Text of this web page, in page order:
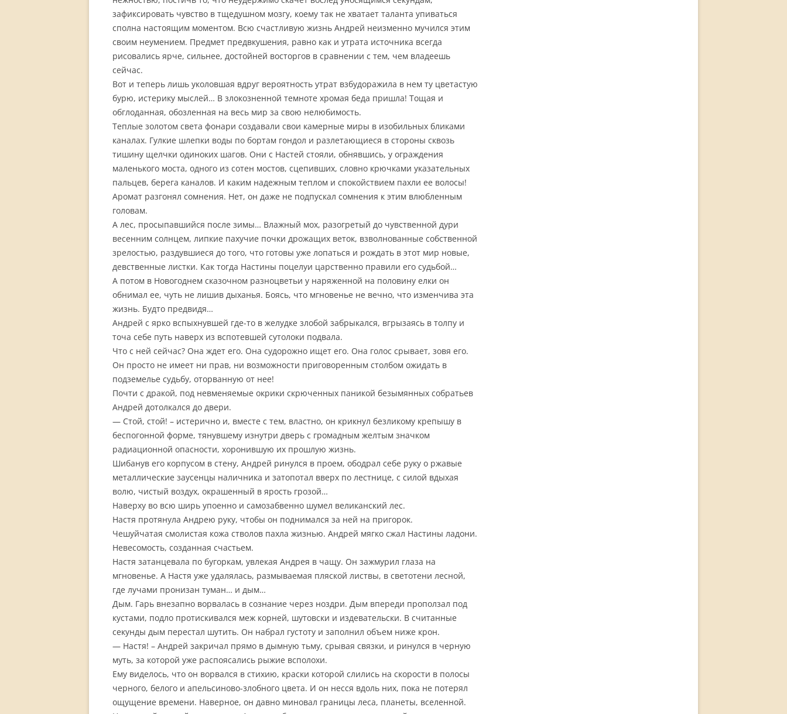
зафиксировать чувство в тщедушном мозгу, коему так не хватает таланта упиваться
сполна настоящим моментом. Всю счастливую жизнь Андрей неизменно мучился этим
своим неумением. Предмет предвкушения, равно как и утрата источника всегда
рисовались ярче, сильнее, достойней восторгов в сравнении с тем, чем владеешь
сейчас.
Вот и теперь лишь уколовшая вдруг вероятность утрат взбудоражила в нем ту цветастую
бурю, истерику мыслей… В злокозненной темноте хромая беда пришла! Тощая и
обглоданная, обозленная на весь мир за свою нелюбимость.
Теплые золотом света фонари создавали свои камерные миры в изобильных бликами
каналах. Гулкие шлепки воды по бортам гондол и разлетающиеся в стороны сквозь
тишину щелчки одиноких шагов. Они с Настей стояли, обнявшись, у ограждения
маленького моста, одного из сотен мостов, сцепивших, словно крючками указательных
пальцев, берега каналов. И каким надежным теплом и спокойствием пахли ее волосы!
Аромат разгонял сомнения. Нет, он даже не подпускал сомнения к этим влюбленным
головам.
А лес, просыпавшийся после зимы… Влажный мох, разогретый до чувственной дури
весенним солнцем, липкие пахучие почки дрожащих веток, взволнованные собственной
зрелостью, раздувшиеся до того, что готовы уже лопаться и рождать в этот мир новые,
девственные листки. Как тогда Настины поцелуи царственно правили его судьбой…
А потом в Новогоднем сказочном разноцветьи у наряженной на половину елки он
обнимал ее, чуть не лишив дыханья. Боясь, что мгновенье не вечно, что изменчива эта
жизнь. Будто предвидя…
Андрей с ярко вспыхнувшей где-то в желудке злобой забрыкался, вгрызаясь в толпу и
точа себе путь наверх из вспотевшей сутолоки подвала.
Что с ней сейчас? Она ждет его. Она судорожно ищет его. Она голос срывает, зовя его.
Он просто не имеет ни прав, ни возможности приговоренным столбом ожидать в
подземелье судьбу, оторванную от нее!
Почти с дракой, под невменяемые окрики скрюченных паникой безымянных собратьев
Андрей дотолкался до двери.
— Стой, стой! – истерично и, вместе с тем, властно, он крикнул безликому крепышу в
беспогонной форме, тянувшему изнутри дверь с громадным желтым значком
радиационной опасности, хоронившую их прошлую жизнь.
Шибанув его корпусом в стену, Андрей ринулся в проем, ободрал себе руку о ржавые
металлические заусенцы наличника и затопотал вверх по лестнице, с силой вдыхая
волю, чистый воздух, окрашенный в ярость грозой…
Наверху во всю ширь упоенно и самозабвенно шумел великанский лес.
Настя протянула Андрею руку, чтобы он поднимался за ней на пригорок.
Чешуйчатая смолистая кожа стволов пахла жизнью. Андрей мягко сжал Настины ладони.
Невесомость, созданная счастьем.
Настя затанцевала по бугоркам, увлекая Андрея в чащу. Он зажмурил глаза на
мгновенье. А Настя уже удалялась, размываемая пляской листвы, в светотени лесной,
где лучами пронизан туман… и дым…
Дым. Гарь внезапно ворвалась в сознание через ноздри. Дым впереди проползал под
кустами, подло протискивался меж корней, шутовски и издевательски. В считанные
секунды дым перестал шутить. Он набрал густоту и заполнил объем ниже крон.
— Настя! – Андрей закричал прямо в дымную тьму, срывая связки, и ринулся в черную
муть, за которой уже распоясались рыжие всполохи.
Ему виделось, что он ворвался в стихию, краски которой слились на скорости в полосы
черного, белого и апельсиново-злобного цвета. И он несся вдоль них, пока не потерял
ощущение времени. Наверное, он давно миновал границы леса, планеты, вселенной.